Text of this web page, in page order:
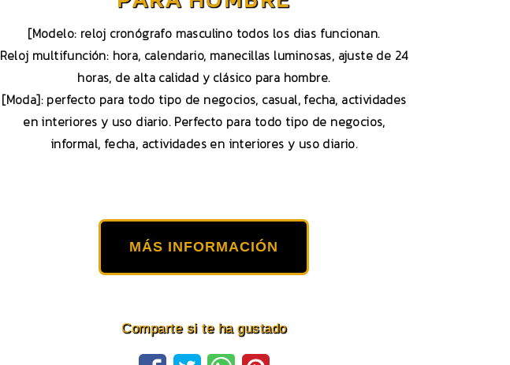
[Modelo: reloj cronógrafo masculino todos los dias funcionan.
Reloj multifunción: hora, calendario, manecillas luminosas, ajuste de 24
horas, de alta calidad y clásico para hombre.
[Moda]: perfecto para todo tipo de negocios, casual, fecha, actividades
en interiores y uso diario. Perfecto para todo tipo de negocios,
informal, fecha, actividades en interiores y uso diario.
MÁS INFORMACIÓN
Comparte si te ha gustado